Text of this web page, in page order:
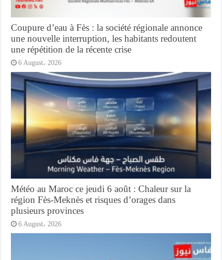
Coupure d’eau à Fès : la société régionale annonce
une nouvelle interruption, les habitants redoutent
une répétition de la récente crise
6 August، 2026
Météo au Maroc ce jeudi 6 août : Chaleur sur la
région Fès-Meknès et risques d’orages dans
plusieurs provinces
6 August، 2026